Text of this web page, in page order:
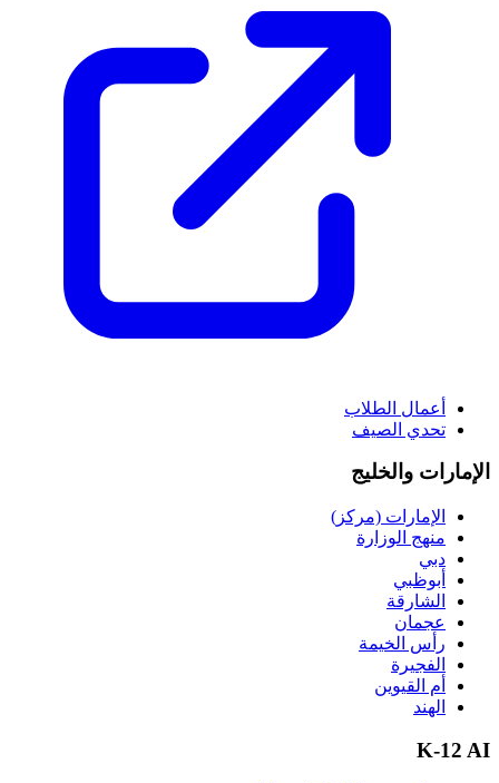
أعمال الطلاب
تحدي الصيف
الإمارات والخليج
الإمارات (مركز)
منهج الوزارة
دبي
أبوظبي
الشارقة
عجمان
رأس الخيمة
الفجيرة
أم القيوين
الهند
K-12 AI